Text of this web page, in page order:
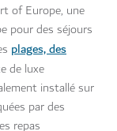
of Europe, une
pour des séjours
plages, des
de luxe
installé sur
par des
repas